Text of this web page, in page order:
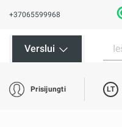
+37065599968
Verslui
Prisijungti LT